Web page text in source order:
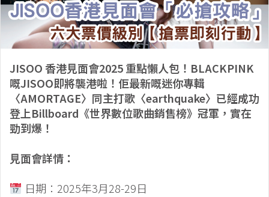
JISOO 香港見面會2025 重點懶人包！BLACKPINK
嘅JISOO即將襲港啦！佢最新嘅迷你專輯
〈AMORTAGE〉同主打歌〈earthquake〉已經成功
登上Billboard《世界數位歌曲銷售榜》冠軍，實在
勁到爆！
見面會詳情：
日期：2025年3月28-29日